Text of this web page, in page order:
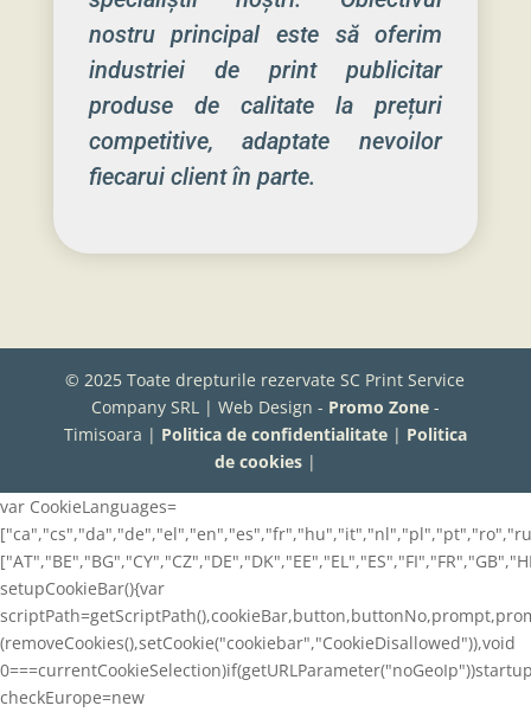
nostru principal este să oferim
industriei de print publicitar
produse de calitate la prețuri
competitive, adaptate nevoilor
fiecarui client în parte.
© 2025 Toate drepturile rezervate SC Print Service
Company SRL | Web Design - Promo Zone-
Timisoara | Politica de confidentialitate| Politica
de cookies|
var CookieLanguages=
setupCookieBar(){var
(removeCookies(),setCookie("cookiebar","CookieDisallowed")),void
checkEurope=new